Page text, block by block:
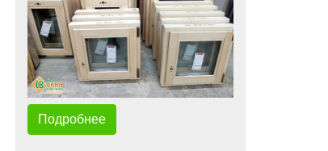
Подробнее